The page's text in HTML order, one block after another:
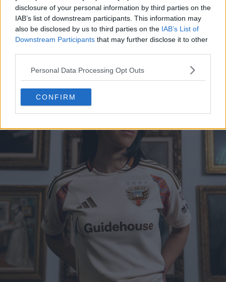
disclosure of your personal information by third parties on the
IAB’s list of downstream participants. This information may
also be disclosed by us to third parties on the IAB’s List of
Downstream Participants that may further disclose it to other
Personal Data Processing Opt Outs
CONFIRM